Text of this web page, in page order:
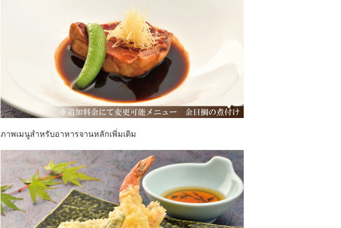
ภาพเมนูสำหรับอาหารจานหลักเพิ่มเติม